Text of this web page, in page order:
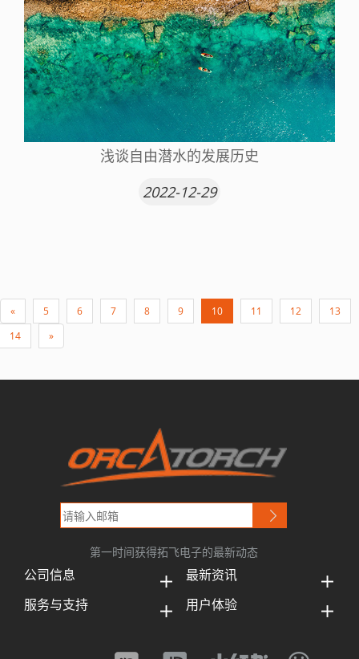
浅谈自由潜水的发展历史
2022-12-29
« 5 6 7 8 9 10 11 12
13
14
»
第一时间获得拓飞电子的最新动态
公司信息
最新资讯
服务与支持
用户体验